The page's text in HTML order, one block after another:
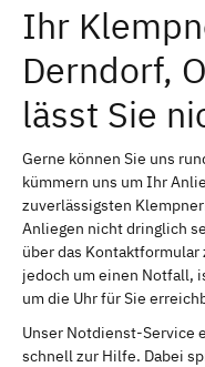
Ihr
Derndorf,
lässt Sie
Gerne können Sie uns
kümmern uns um Ihr
zuverlässigsten
Anliegen nicht dringlich
über das
jedoch um einen Notfall,
um die Uhr für Sie
Unser Notdienst-Service
schnell zur Hilfe. Dabei